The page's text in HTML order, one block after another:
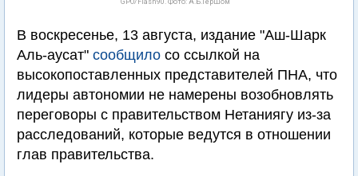
GPO/Flash90. Фото: А.Б.Гершом
В воскресенье, 13 августа, издание "Аш-Шарк
Аль-аусат" сообщило со ссылкой на
высокопоставленных представителей ПНА, что
лидеры автономии не намерены возобновлять
переговоры с правительством Нетаниягу из-за
расследований, которые ведутся в отношении
глав правительства.